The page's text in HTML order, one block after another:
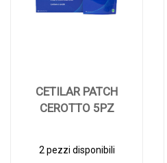
CETILAR PATCH
CEROTTO 5PZ
2 pezzi disponibili